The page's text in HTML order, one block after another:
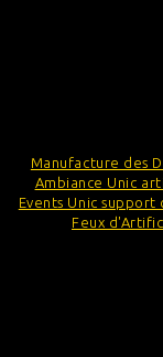
Manufacture des
Ambiance Unic
Events Unic support
Feux